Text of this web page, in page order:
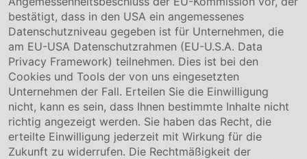
Compliance
Hinweisgebersystem
Karriere
Service & Kontakt
Kontakt
Downloads
Garantiebedingungen
Zertifikate
bestätigt, dass in den USA ein angemessenes
Datenschutzniveau gegeben ist für Unternehmen, die
am EU-USA Datenschutzrahmen (EU-U.S.A. Data
Privacy Framework) teilnehmen. Dies ist bei den
Cookies und Tools der von uns eingesetzten
Unternehmen der Fall. Erteilen Sie die Einwilligung
nicht, kann es sein, dass Ihnen bestimmte Inhalte nicht
richtig angezeigt werden. Sie haben das Recht, die
erteilte Einwilligung jederzeit mit Wirkung für die
Zukunft zu widerrufen. Die Rechtmäßigkeit der